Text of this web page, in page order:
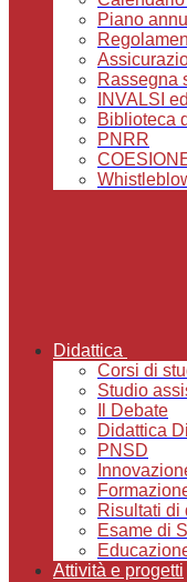
Piano
Rassegna
INVALSI
Biblioteca
PNRR
Didattica
Corsi di
Studio
Il Debate
Didattica
PNSD
Risultati di
Esame di
Attività e progetti